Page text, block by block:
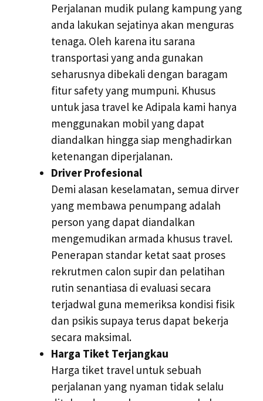
Perjalanan mudik pulang kampung yang
anda lakukan sejatinya akan menguras
tenaga. Oleh karena itu sarana
transportasi yang anda gunakan
seharusnya dibekali dengan baragam
fitur safety yang mumpuni. Khusus
untuk jasa travel ke Adipala kami hanya
menggunakan mobil yang dapat
diandalkan hingga siap menghadirkan
ketenangan diperjalanan.
Driver Profesional
Demi alasan keselamatan, semua dirver
yang membawa penumpang adalah
person yang dapat diandalkan
mengemudikan armada khusus travel.
Penerapan standar ketat saat proses
rekrutmen calon supir dan pelatihan
rutin senantiasa di evaluasi secara
terjadwal guna memeriksa kondisi fisik
dan psikis supaya terus dapat bekerja
secara maksimal.
Harga Tiket Terjangkau
Harga tiket travel untuk sebuah
perjalanan yang nyaman tidak selalu